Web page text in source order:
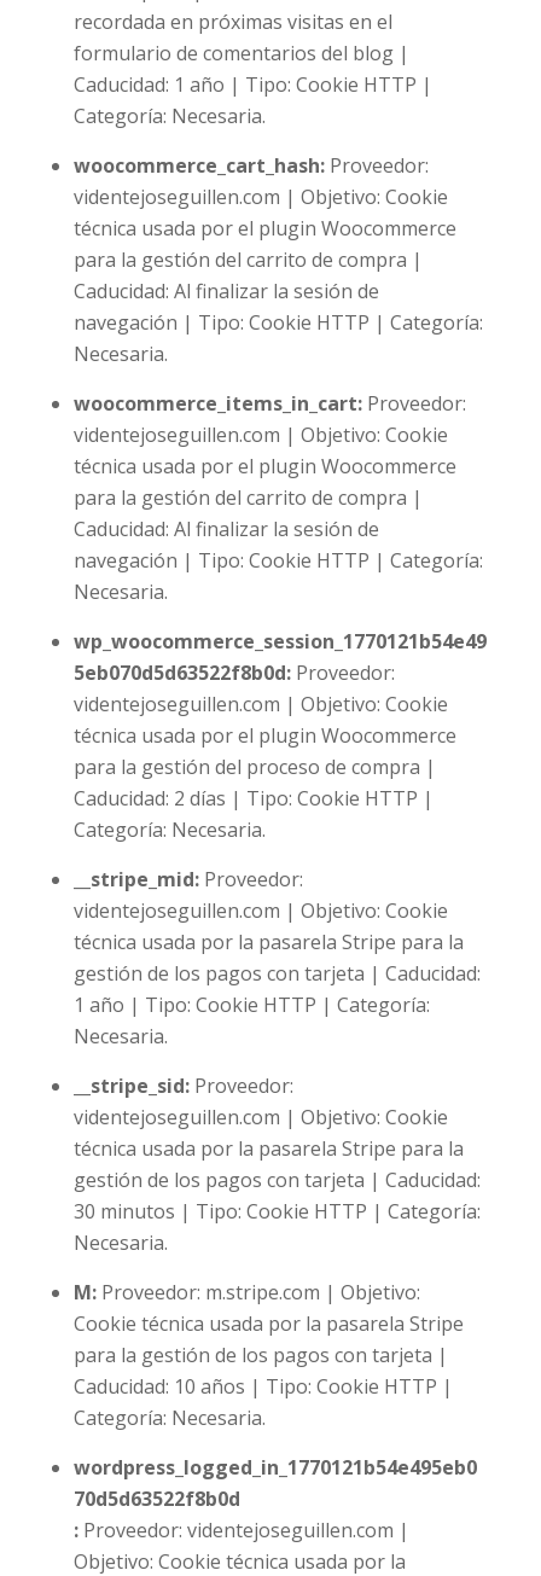
recordada en próximas visitas en el
formulario de comentarios del blog |
Caducidad: 1 año | Tipo: Cookie HTTP |
Categoría: Necesaria.
woocommerce_cart_hash:Proveedor:
videntejoseguillen.com | Objetivo: Cookie
técnica usada por el plugin Woocommerce
para la gestión del carrito de compra |
Caducidad: Al finalizar la sesión de
navegación | Tipo: Cookie HTTP | Categoría:
Necesaria.
woocommerce_items_in_cart:Proveedor:
videntejoseguillen.com | Objetivo: Cookie
técnica usada por el plugin Woocommerce
para la gestión del carrito de compra |
Caducidad: Al finalizar la sesión de
navegación | Tipo: Cookie HTTP | Categoría:
Necesaria.
wp_woocommerce_session_1770121b54e49
5eb070d5d63522f8b0d:Proveedor:
videntejoseguillen.com | Objetivo: Cookie
técnica usada por el plugin Woocommerce
para la gestión del proceso de compra |
Caducidad: 2 días | Tipo: Cookie HTTP |
Categoría: Necesaria.
__stripe_mid:Proveedor:
videntejoseguillen.com | Objetivo: Cookie
técnica usada por la pasarela Stripe para la
gestión de los pagos con tarjeta | Caducidad:
1 año | Tipo: Cookie HTTP | Categoría:
Necesaria.
__stripe_sid:Proveedor:
videntejoseguillen.com | Objetivo: Cookie
técnica usada por la pasarela Stripe para la
gestión de los pagos con tarjeta | Caducidad:
30 minutos | Tipo: Cookie HTTP | Categoría:
Necesaria.
M:Proveedor: m.stripe.com | Objetivo:
Cookie técnica usada por la pasarela Stripe
para la gestión de los pagos con tarjeta |
Caducidad: 10 años | Tipo: Cookie HTTP |
Categoría: Necesaria.
wordpress_logged_in_1770121b54e495eb0
70d5d63522f8b0d
:Proveedor: videntejoseguillen.com |
Objetivo: Cookie técnica usada por la